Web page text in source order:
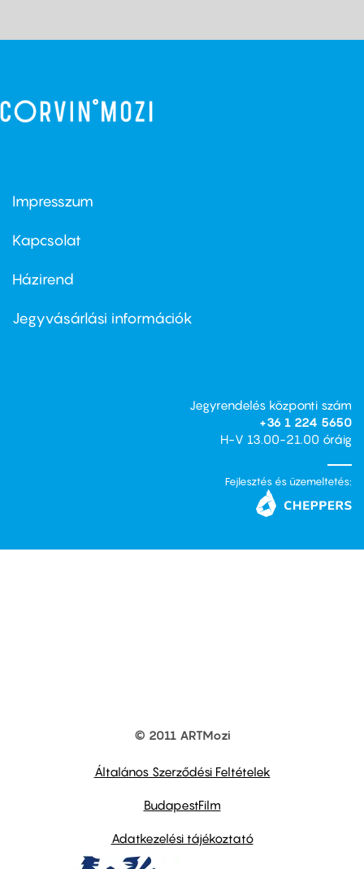
Footer
first
Impresszum
Kapcsolat
Footer
second
Házirend
Jegyvásárlási információk
Jegyrendelés központi szám
+36 1 224 5650
H-V 13.00-21.00 óráig
Fejlesztés és üzemeltetés:
© 2011 ARTMozi
Általános Szerződési Feltételek
BudapestFilm
Adatkezelési tájékoztató